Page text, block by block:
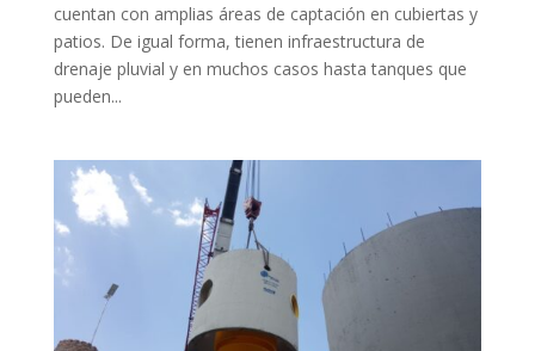
cuentan con amplias áreas de captación en cubiertas y
patios. De igual forma, tienen infraestructura de
drenaje pluvial y en muchos casos hasta tanques que
pueden...